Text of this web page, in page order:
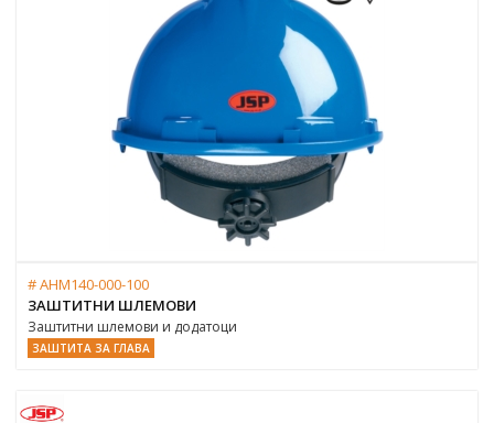
# AHM140-000-100
ЗАШТИТНИ ШЛЕМОВИ
Заштитни шлемови и додатоци
ЗАШТИТА ЗА ГЛАВА